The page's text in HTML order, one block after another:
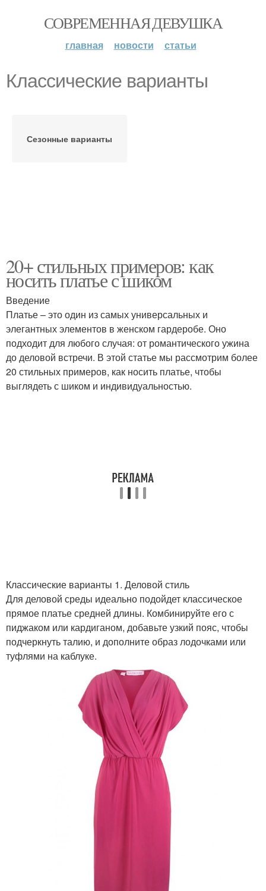
СОВРЕМЕННАЯ ДЕВУШКА
главная новости статьи
Классические варианты
Сезонные варианты
20+ стильных примеров: как
носить платье с шиком
Введение
Платье – это один из самых универсальных и
элегантных элементов в женском гардеробе. Оно
подходит для любого случая: от романтического ужина
до деловой встречи. В этой статье мы рассмотрим более
20 стильных примеров, как носить платье, чтобы
выглядеть с шиком и индивидуальностью.
Классические варианты 1. Деловой стиль
Для деловой среды идеально подойдет классическое
прямое платье средней длины. Комбинируйте его с
пиджаком или кардиганом, добавьте узкий пояс, чтобы
подчеркнуть талию, и дополните образ лодочками или
туфлями на каблуке.